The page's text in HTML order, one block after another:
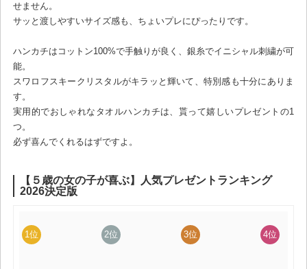
せません。
サッと渡しやすいサイズ感も、ちょいプレにぴったりです。
ハンカチはコットン100%で手触りが良く、銀糸でイニシャル刺繍が可
能。
スワロフスキークリスタルがキラッと輝いて、特別感も十分にありま
す。
実用的でおしゃれなタオルハンカチは、貰って嬉しいプレゼントの1
つ。
必ず喜んでくれるはずですよ。